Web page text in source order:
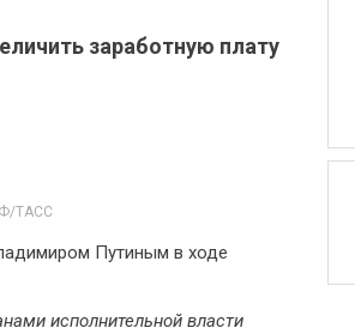
заработную плату
ТАСС
Путиным в ходе
исполнительной власти